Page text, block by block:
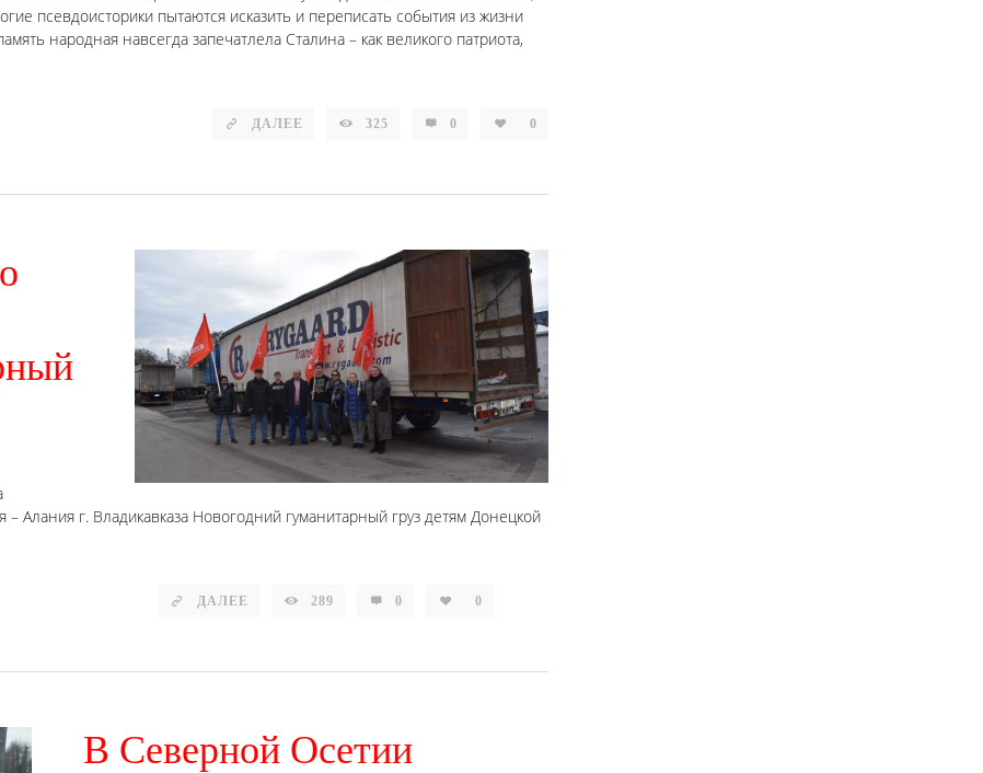
псевдоисторики пытаются исказить и переписать события из жизни
народная навсегда запечатлела Сталина – как великого патриота,
ДАЛЕЕ 325 0 0
Алания г. Владикавказа Новогодний гуманитарный груз детям Донецкой
ДАЛЕЕ 289 0 0
В Северной Осетии